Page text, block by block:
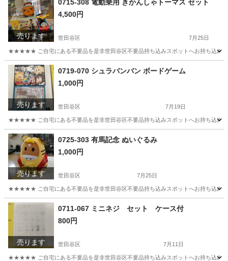
売ります
0715-308 電動乗用 きかんしゃトーマス セット
4,500円
世田谷区 7月25日
★★★★★ ご自宅にある不要品を是非世田谷区不要品持ち込みスポットへお持ち込みし
東京 世田谷区 きかんしゃトーマス
売ります
0719-070 シュラバンバン ボードゲーム
1,000円
世田谷区 7月19日
★★★★★ ご自宅にある不要品を是非世田谷区不要品持ち込みスポットへお持ち込みし
東京 世田谷区 ボードゲーム スポット
売ります
0725-303 有馬記念 ぬいぐるみ
1,000円
世田谷区 7月25日
★★★★★ ご自宅にある不要品を是非世田谷区不要品持ち込みスポットへお持ち込みし
東京 世田谷区 スポット
売ります
0711-067 ミニネジ セット ケース付
800円
世田谷区 7月11日
★★★★★ ご自宅にある不要品を是非世田谷区不要品持ち込みスポットへお持ち込みし